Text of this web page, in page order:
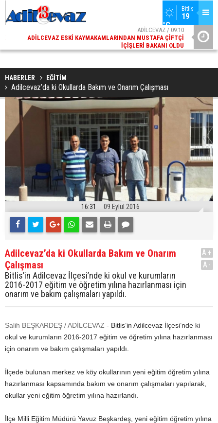
Bitlis
19
°C
ADİLCEVAZ / 09:10
ADILCEVAZ ESKI KAYMAKAMLARINDAN MUSTAFA ÇIFTÇI
İÇIŞLERI BAKANI OLDU
HABERLER EĞİTİM
Adilcevaz’da ki Okullarda Bakım ve Onarım Çalışması
16:31 09 Eylül 2016
Adilcevaz’da ki Okullarda Bakım ve Onarım
Çalışması
Bitlis’in Adilcevaz İlçesi’nde ki okul ve kurumların
2016-2017 eğitim ve öğretim yılına hazırlanması için
onarım ve bakım çalışmaları yapıldı.
A+
A-
Salih BEŞKARDEŞ / ADİLCEVAZ - Bitlis’in Adilcevaz İlçesi’nde ki
okul ve kurumların 2016-2017 eğitim ve öğretim yılına hazırlanması
için onarım ve bakım çalışmaları yapıldı.
İlçede bulunan merkez ve köy okullarının yeni eğitim öğretim yılına
hazırlanması kapsamında bakım ve onarım çalışmaları yapılarak,
okullar yeni eğitim öğretim yılına hazırlandı.
İlçe Milli Eğitim Müdürü Yavuz Beşkardeş, yeni eğitim öğretim yılına